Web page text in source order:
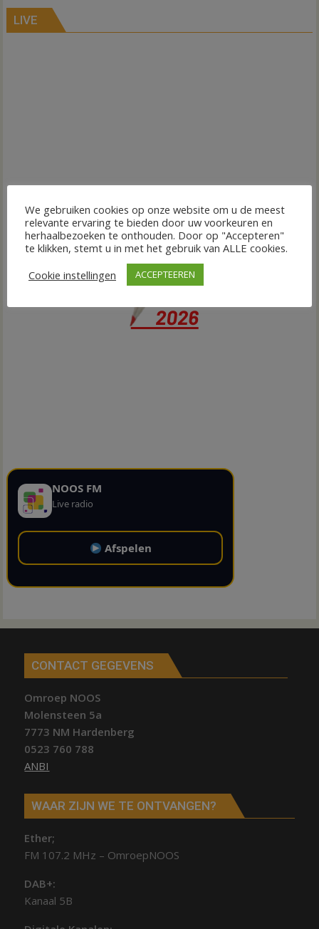
LIVE
NOOS FM
Live radio
Afspelen
CONTACT GEGEVENS
Omroep NOOS
Molensteen 5a
7773 NM Hardenberg
0523 760 788
ANBI
WAAR ZIJN WE TE ONTVANGEN?
Ether;
FM 107.2 MHz – OmroepNOOS
DAB+:
Kanaal 5B
We gebruiken cookies op onze website om u de meest
relevante ervaring te bieden door uw voorkeuren en
herhaalbezoeken te onthouden. Door op "Accepteren"
te klikken, stemt u in met het gebruik van ALLE cookies.
Cookie instellingen
ACCEPTEEREN